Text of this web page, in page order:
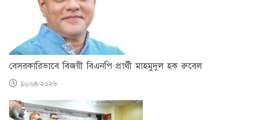
বেসরকারিভাবে বিজয়ী বিএনপি প্রার্থী মাহমুদুল হক রুবেল
১০/০৪/২০২৬